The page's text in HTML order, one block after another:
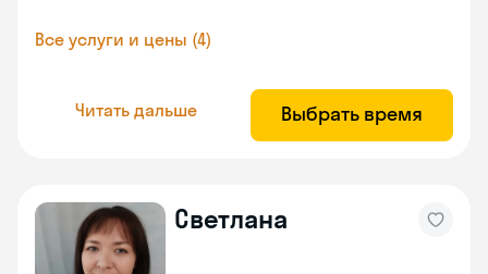
Все услуги и цены (4)
Читать дальше Выбрать время
Светлана